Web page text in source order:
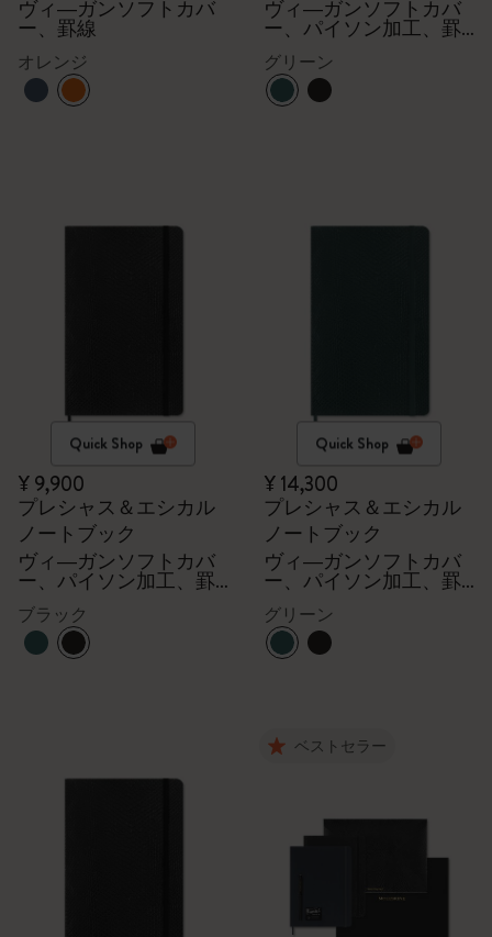
ヴィ―ガンソフトカバ
ー、罫線
オレンジ
ヴィ―ガンソフトカバ
ー、パイソン加工、罫
線
グリーン
Quick Shop
¥ 9,900
プレシャス＆エシカル
ノートブック
ヴィ―ガンソフトカバ
ー、パイソン加工、罫
線
ブラック
Quick Shop
¥ 14,300
プレシャス＆エシカル
ノートブック
ヴィ―ガンソフトカバ
ー、パイソン加工、罫
線
グリーン
ベストセラー